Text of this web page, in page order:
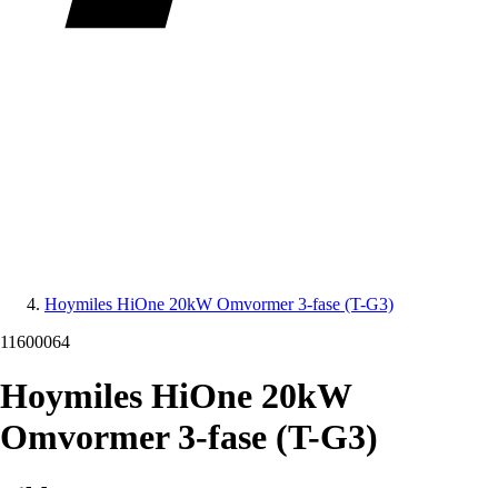
Hoymiles HiOne 20kW Omvormer 3-fase (T-G3)
11600064
Hoymiles HiOne 20kW
Omvormer 3-fase (T-G3)